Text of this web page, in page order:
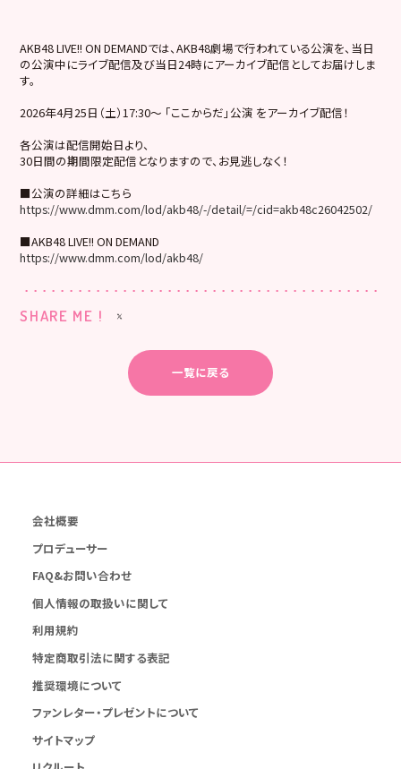
AKB48 LIVE!! ON DEMANDでは、AKB48劇場で行われている公演を、当日
の公演中にライブ配信及び当日24時にアーカイブ配信としてお届けしま
す。
2026年4月25日（土）17:30～ 「ここからだ」公演 をアーカイブ配信！
各公演は配信開始日より、
30日間の期間限定配信となりますので、お見逃しなく！
■公演の詳細はこちら
https://www.dmm.com/lod/akb48/-/detail/=/cid=akb48c26042502/
■AKB48 LIVE!! ON DEMAND
https://www.dmm.com/lod/akb48/
SHARE ME !
一覧に戻る
会社概要
プロデューサー
FAQ&お問い合わせ
個人情報の取扱いに関して
利用規約
特定商取引法に関する表記
推奨環境について
ファンレター・プレゼントについて
サイトマップ